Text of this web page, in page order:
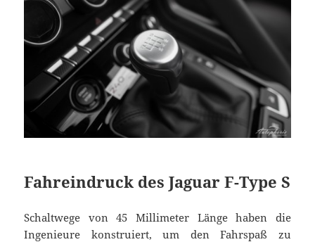
Fahreindruck des Jaguar F-Type S
Schaltwege von 45 Millimeter Länge haben die
Ingenieure konstruiert, um den Fahrspaß zu